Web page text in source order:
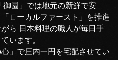
御園」では地元の新鮮で安
ローカルファースト」を推進
ら 日本料理の職人が毎日手
います。
」で庄内一円を宅配させてい